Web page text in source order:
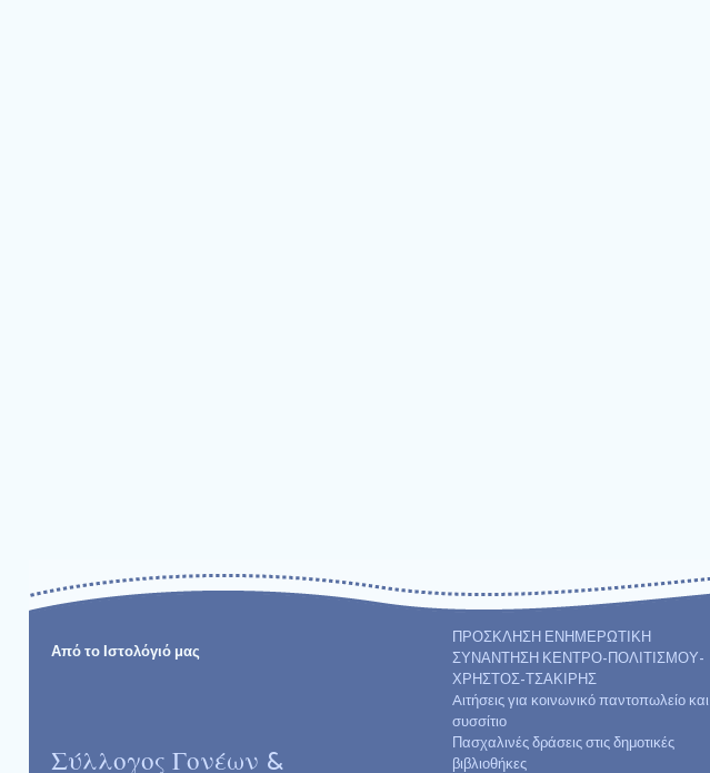
Από το Ιστολόγιό μας
ΠΡΟΣΚΛΗΣΗ ΕΝΗΜΕΡΩΤΙΚΗ
ΣΥΝΑΝΤΗΣΗ ΚΕΝΤΡΟ-ΠΟΛΙΤΙΣΜΟΥ-
ΧΡΗΣΤΟΣ-ΤΣΑΚΙΡΗΣ
Aιτήσεις για κοινωνικό παντοπωλείο και
συσσίτιο
Πασχαλινές δράσεις στις δημοτικές
βιβλιοθήκες
Σύλλογος Γονέων &